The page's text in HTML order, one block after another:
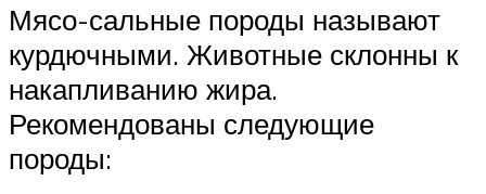
Мясо-сальные породы называют
курдючными. Животные склонны к
накапливанию жира.
Рекомендованы следующие
породы: